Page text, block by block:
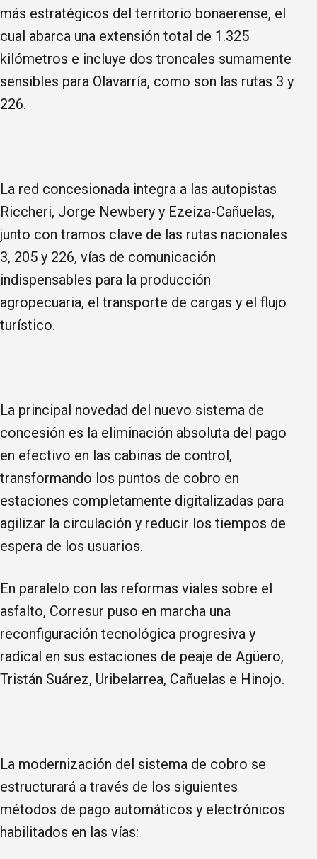
más estratégicos del territorio bonaerense, el
cual abarca una extensión total de 1.325
kilómetros e incluye dos troncales sumamente
sensibles para Olavarría, como son las rutas 3 y
226.
La red concesionada integra a las autopistas
Riccheri, Jorge Newbery y Ezeiza-Cañuelas,
junto con tramos clave de las rutas nacionales
3, 205 y 226, vías de comunicación
indispensables para la producción
agropecuaria, el transporte de cargas y el flujo
turístico.
La principal novedad del nuevo sistema de
concesión es la eliminación absoluta del pago
en efectivo en las cabinas de control,
transformando los puntos de cobro en
estaciones completamente digitalizadas para
agilizar la circulación y reducir los tiempos de
espera de los usuarios.
En paralelo con las reformas viales sobre el
asfalto, Corresur puso en marcha una
reconfiguración tecnológica progresiva y
radical en sus estaciones de peaje de Agüero,
Tristán Suárez, Uribelarrea, Cañuelas e Hinojo.
La modernización del sistema de cobro se
estructurará a través de los siguientes
métodos de pago automáticos y electrónicos
habilitados en las vías: